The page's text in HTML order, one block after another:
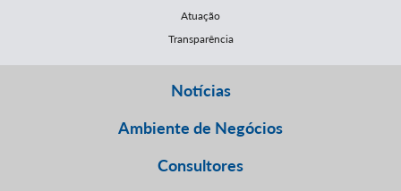
Atuação
Transparência
Notícias
Ambiente de Negócios
Consultores